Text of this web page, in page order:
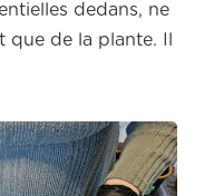
dedans, ne
que de la plante. Il